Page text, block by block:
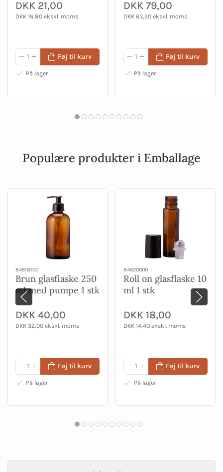
DKK 21,00
DKK 16,80 ekskl. moms
Føj til kurv
På lager
DKK 79,00
DKK 63,20 ekskl. moms
Føj til kurv
På lager
Populære produkter i Emballage
84618100
Brun glasflaske 250
ml med pumpe 1 stk
DKK 40,00
DKK 32,00 ekskl. moms
Føj til kurv
På lager
84620000
Roll on glasflaske 10
ml 1 stk
DKK 18,00
DKK 14,40 ekskl. moms
Føj til kurv
På lager